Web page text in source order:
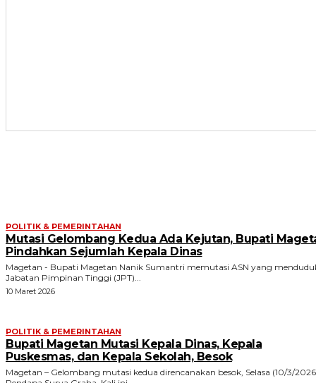
POLITIK & PEMERINTAHAN
Mutasi Gelombang Kedua Ada Kejutan, Bupati
Pindahkan Sejumlah Kepala Dinas
Magetan - Bupati Magetan Nanik Sumantri memutasi ASN yang
Jabatan Pimpinan Tinggi (JPT)...
10 Maret 2026
POLITIK & PEMERINTAHAN
Bupati Magetan Mutasi Kepala Dinas, Kepala
Puskesmas, dan Kepala Sekolah, Besok
Magetan – Gelombang mutasi kedua direncanakan besok, Selasa (10/3/